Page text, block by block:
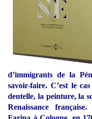
d’immigrants de la
savoir-faire. C’est le
dentelle, la peinture, la
Renaissance